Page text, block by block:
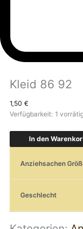
Kleid 86 92
1,50 €
Verfügbarkeit: 1
In den
Anziehsachen
Geschlecht